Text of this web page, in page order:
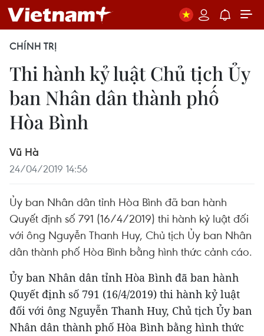
CHÍNH TRỊ
Thi hành kỷ luật Chủ tịch Ủy
ban Nhân dân thành phố
Hòa Bình
Vũ Hà
24/04/2019 14:56
Ủy ban Nhân dân tỉnh Hòa Bình đã ban hành
Quyết định số 791 (16/4/2019) thi hành kỷ luật đối
với ông Nguyễn Thanh Huy, Chủ tịch Ủy ban Nhân
dân thành phố Hòa Bình bằng hình thức cảnh cáo.
Ủy ban Nhân dân tỉnh Hòa Bình đã ban hành
Quyết định số 791 (16/4/2019) thi hành kỷ luật
đối với ông Nguyễn Thanh Huy, Chủ tịch Ủy ban
Nhân dân thành phố Hòa Bình bằng hình thức